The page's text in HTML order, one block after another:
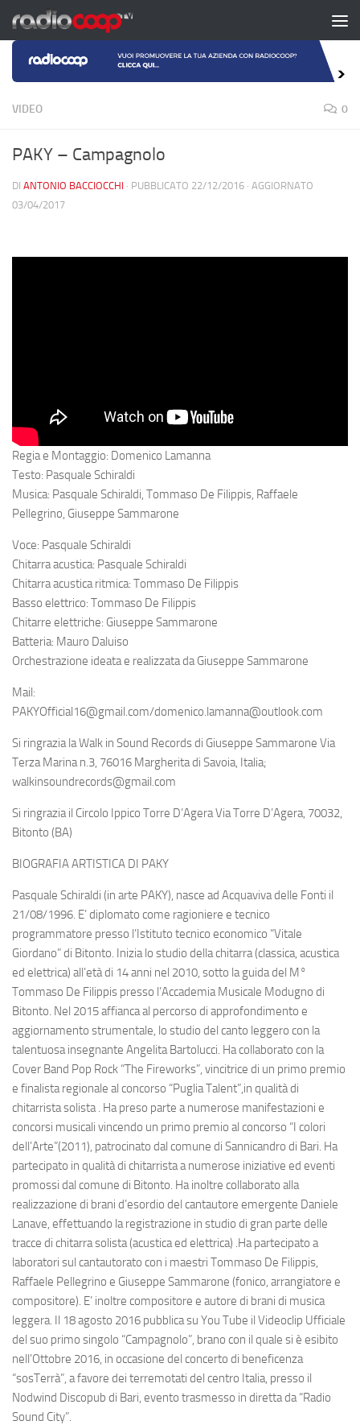
Salta al contenuto
VIDEO 0
PAKY – Campagnolo
DI ANTONIO BACCIOCCHI · PUBBLICATO 22/12/2016 · AGGIORNATO
03/04/2017
Regia e Montaggio: Domenico Lamanna
Testo: Pasquale Schiraldi
Musica: Pasquale Schiraldi, Tommaso De Filippis, Raffaele
Pellegrino, Giuseppe Sammarone
Voce: Pasquale Schiraldi
Chitarra acustica: Pasquale Schiraldi
Chitarra acustica ritmica: Tommaso De Filippis
Basso elettrico: Tommaso De Filippis
Chitarre elettriche: Giuseppe Sammarone
Batteria: Mauro Daluiso
Orchestrazione ideata e realizzata da Giuseppe Sammarone
Mail:
PAKYOfficial16@gmail.com/domenico.lamanna@outlook.com
Si ringrazia la Walk in Sound Records di Giuseppe Sammarone Via
Terza Marina n.3, 76016 Margherita di Savoia, Italia;
walkinsoundrecords@gmail.com
Si ringrazia il Circolo Ippico Torre D’Agera Via Torre D’Agera, 70032,
Bitonto (BA)
BIOGRAFIA ARTISTICA DI PAKY
Pasquale Schiraldi (in arte PAKY), nasce ad Acquaviva delle Fonti il
21/08/1996. E’ diplomato come ragioniere e tecnico
programmatore presso l’Istituto tecnico economico “Vitale
Giordano” di Bitonto. Inizia lo studio della chitarra (classica, acustica
ed elettrica) all’età di 14 anni nel 2010, sotto la guida del M°
Tommaso De Filippis presso l’Accademia Musicale Modugno di
Bitonto. Nel 2015 affianca al percorso di approfondimento e
aggiornamento strumentale, lo studio del canto leggero con la
talentuosa insegnante Angelita Bartolucci. Ha collaborato con la
Cover Band Pop Rock “The Fireworks”, vincitrice di un primo premio
e finalista regionale al concorso “Puglia Talent”,in qualità di
chitarrista solista . Ha preso parte a numerose manifestazioni e
concorsi musicali vincendo un primo premio al concorso “I colori
dell’Arte”(2011), patrocinato dal comune di Sannicandro di Bari. Ha
partecipato in qualità di chitarrista a numerose iniziative ed eventi
promossi dal comune di Bitonto. Ha inoltre collaborato alla
realizzazione di brani d’esordio del cantautore emergente Daniele
Lanave, effettuando la registrazione in studio di gran parte delle
tracce di chitarra solista (acustica ed elettrica) .Ha partecipato a
laboratori sul cantautorato con i maestri Tommaso De Filippis,
Raffaele Pellegrino e Giuseppe Sammarone (fonico, arrangiatore e
compositore). E’ inoltre compositore e autore di brani di musica
leggera. Il 18 agosto 2016 pubblica su You Tube il Videoclip Ufficiale
del suo primo singolo “Campagnolo”, brano con il quale si è esibito
nell’Ottobre 2016, in occasione del concerto di beneficenza
“sosTerrà”, a favore dei terremotati del centro Italia, presso il
Nodwind Discopub di Bari, evento trasmesso in diretta da “Radio
Sound City”.